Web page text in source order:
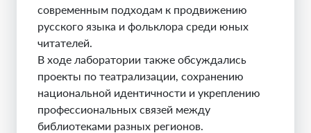
современным подходам к продвижению
русского языка и фольклора среди юных
читателей.
В ходе лаборатории также обсуждались
проекты по театрализации, сохранению
национальной идентичности и укреплению
профессиональных связей между
библиотеками разных регионов.